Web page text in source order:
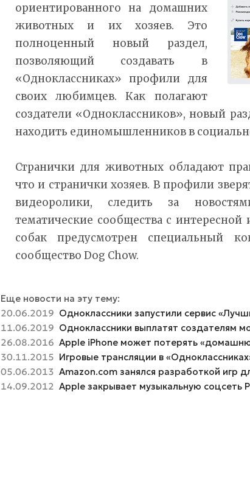
ориентированного на домашних
животных и их хозяев. Это
полноценный новый раздел,
позволяющий создавать в
«Одноклассниках» профили для
своих любимцев. Как полагают
создатели «Одноклассников», новый
находить единомышленников в
Странички для животных обладают
что и странички хозяев. В профили
видеоролики, следить за
тематические сообщества с
собак предусмотрен специальный
сообщество Dog Chow.
Еще новости на эту тему:
20.06.2019 Одноклассники запустили cервис
11.06.2019 Одноклассники выплатят создателям
26.08.2016 Apple iPhone может потерять
30.11.2015 Игровые трансляции в
05.06.2013 Amazon.com занялся разработкой игр
14.09.2012 Apple закрывает музыкальную соцсеть